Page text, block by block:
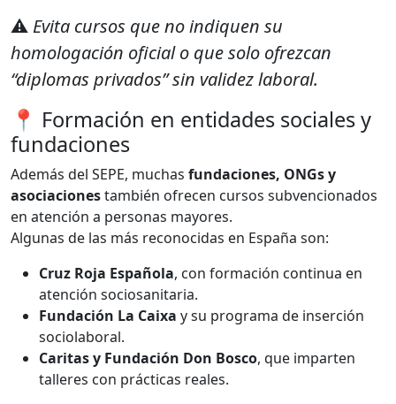
⚠️ Evita cursos que no indiquen su
homologación oficial o que solo ofrezcan
“diplomas privados” sin validez laboral.
📍 Formación en entidades sociales y
fundaciones
Además del SEPE, muchas fundaciones, ONGs y
asociacionestambién ofrecen cursos subvencionados
en atención a personas mayores.
Algunas de las más reconocidas en España son:
Cruz Roja Española, con formación continua en
atención sociosanitaria.
Fundación La Caixa y su programa de inserción
sociolaboral.
Caritas y Fundación Don Bosco, que imparten
talleres con prácticas reales.